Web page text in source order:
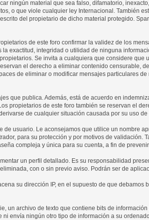
ningún material que sea falso, difamatorio,
o que viole cualquier ley Internacional. También
del propietario de dicho material protegido.
de este foro confirmar la validez de los
exactitud, integridad o utilidad de ninguna
Se invita a cualquiera que considere
el derecho a eliminar contenido censurable,
de eliminar o modificar mensajes particulares
que publica. Además, está de acuerdo en
propietarios de este foro también se reservan el
de cualquier situación causada por su uso de
usuario. Le aconsejamos que utilice un nombre
para su protección y por motivos de
compleja y única para su cuenta, a fin de prevenir
un perfil detallado. Es su responsabilidad
con o sin previo aviso. Podrán ser de
su dirección IP, en el supuesto de que
un archivo de texto que contiene bits de
envía ningún otro tipo de información a su